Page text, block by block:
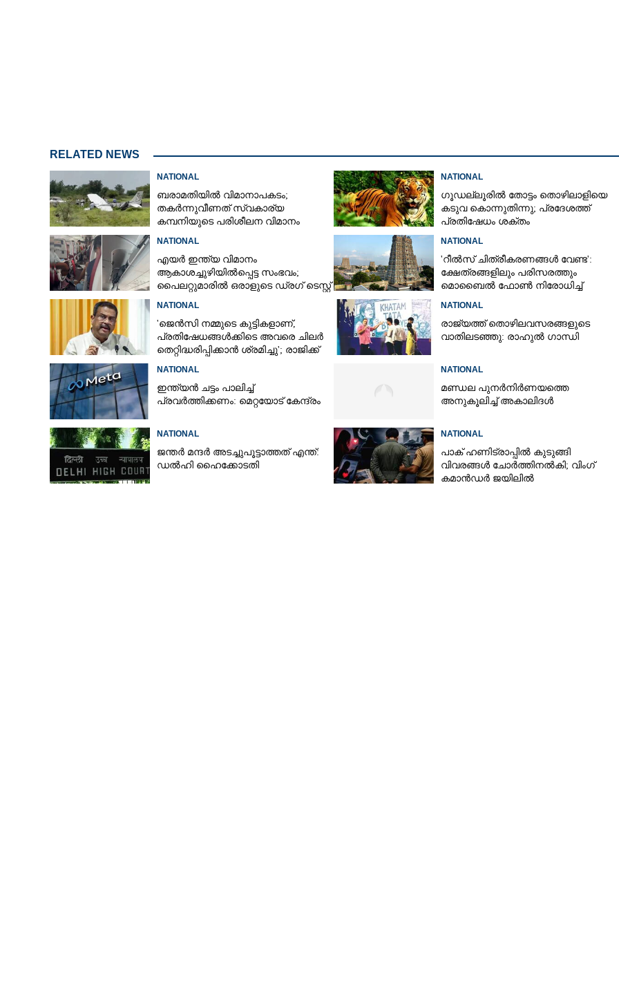
RELATED NEWS
NATIONAL
ബരാമതിയിൽ വിമാനാപകടം;
തകർന്നുവീണത് സ്വകാര്യ
കമ്പനിയുടെ പരിശീലന വിമാനം
NATIONAL
ഗൂഡല്ലൂരിൽ തോട്ടം തൊഴിലാളിയെ
കടുവ കൊന്നുതിന്നു; പ്രദേശത്ത്
പ്രതിഷേധം ശക്തം
NATIONAL
എയർ ഇന്ത്യ വിമാനം
ആകാശച്ചുഴിയിൽപ്പെട്ട സംഭവം;
പൈലറ്റുമാരിൽ ഒരാളുടെ ഡ്രഗ് ടെസ്റ്റ്
NATIONAL
'റീൽസ് ചിത്രീകരണങ്ങൾ വേണ്ട':
ക്ഷേത്രങ്ങളിലും പരിസരത്തും
മൊബൈൽ ഫോൺ നിരോധിച്ച്
NATIONAL
'ജെൻസി നമ്മുടെ കുട്ടികളാണ്,
പ്രതിഷേധങ്ങൾക്കിടെ അവരെ ചിലർ
തെറ്റിദ്ധരിപ്പിക്കാൻ ശ്രമിച്ചു'; രാജിക്ക്
NATIONAL
രാജ്യത്ത് തൊഴിലവസരങ്ങളുടെ
വാതിലടഞ്ഞു: രാഹുൽ ഗാന്ധി
NATIONAL
ഇന്ത്യൻ ചട്ടം പാലിച്ച്
പ്രവർത്തിക്കണം: മെറ്റയോട് കേന്ദ്രം
NATIONAL
മണ്ഡല പുനർനിർണയത്തെ
അനുകൂലിച്ച് അകാലിദൾ
NATIONAL
ജന്ത‌‌ർ മന്ദർ അടച്ചുപൂട്ടാത്തത് എന്ത്:
ഡൽഹി ഹൈക്കോടതി
NATIONAL
പാക് ഹണിട്രാപ്പിൽ കുടുങ്ങി
വിവരങ്ങൾ ചോർത്തിനൽകി;​ വിംഗ്
കമാൻഡർ ജയിലിൽ